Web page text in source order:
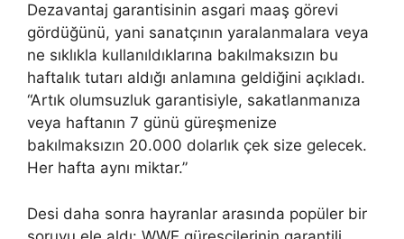
Dezavantaj garantisinin asgari maaş görevi
gördüğünü, yani sanatçının yaralanmalara veya
ne sıklıkla kullanıldıklarına bakılmaksızın bu
haftalık tutarı aldığı anlamına geldiğini açıkladı.
“Artık olumsuzluk garantisiyle, sakatlanmanıza
veya haftanın 7 günü güreşmenize
bakılmaksızın 20.000 dolarlık çek size gelecek.
Her hafta aynı miktar.”
Desi daha sonra hayranlar arasında popüler bir